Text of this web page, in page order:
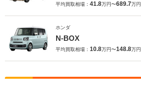
平均買取相場： 41.8万円〜689.7万円
ホンダ
N-BOX
平均買取相場： 10.8万円〜148.8万円